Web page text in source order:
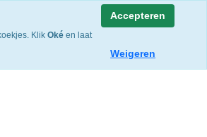
€50,- NL of €75,-BE/DU
Klik Oké en laat
Accepteren
Weigeren